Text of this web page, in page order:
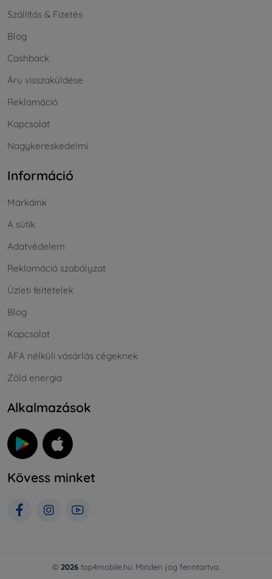
Szállítás & Fizetés
Blog
Cashback
Áru visszaküldése
Reklamáció
Kapcsolat
Nagykereskedelmi
Információ
Márkáink
A sütik
Adatvédelem
Reklamáció szabályzat
Üzleti feltételek
Blog
Kapcsolat
ÁFA nélküli vásárlás cégeknek
Zöld energia
Alkalmazások
Kövess minket
© 2026 top4mobile.hu. Minden jog fenntartva.